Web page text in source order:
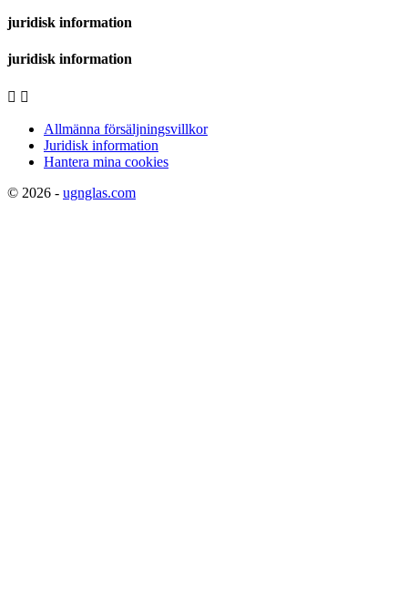
juridisk information
juridisk information
 
Allmänna försäljningsvillkor
Juridisk information
Hantera mina cookies
© 2026 - ugnglas.com